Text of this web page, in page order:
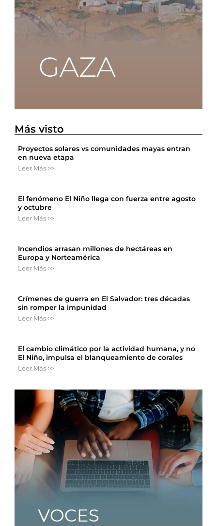
Más visto
Proyectos solares vs comunidades mayas entran
en nueva etapa
Leer Más >>
El fenómeno El Niño llega con fuerza entre agosto
y octubre
Leer Más >>
Incendios arrasan millones de hectáreas en
Europa y Norteamérica
Leer Más >>
Crímenes de guerra en El Salvador: tres décadas
sin romper la impunidad
Leer Más >>
El cambio climático por la actividad humana, y no
El Niño, impulsa el blanqueamiento de corales
Leer Más >>